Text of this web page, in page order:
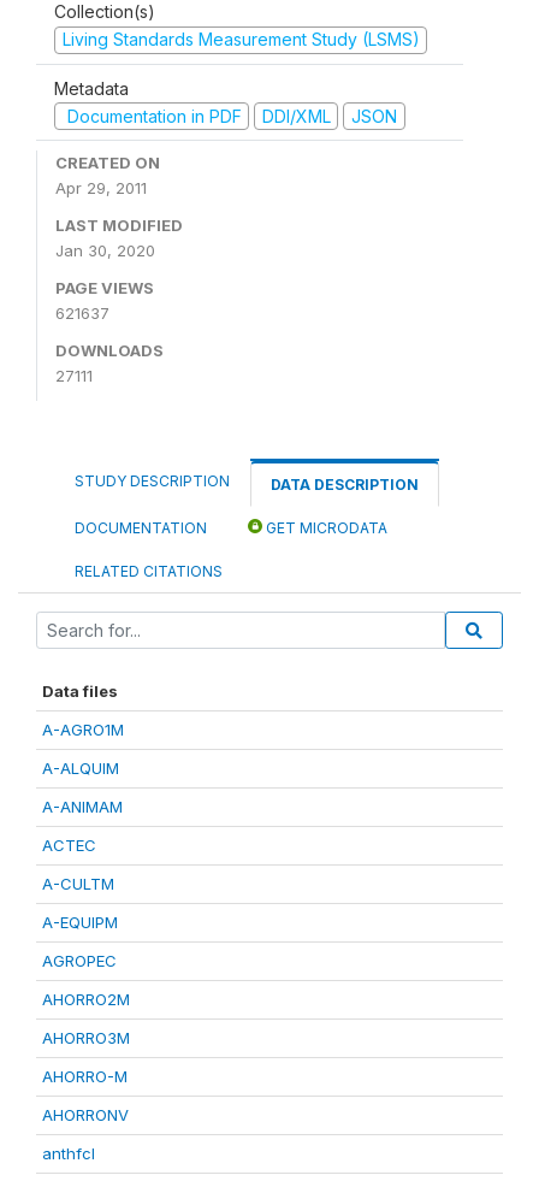
Collection(s)
Living Standards Measurement Study (LSMS)
Metadata
Documentation in PDF
DDI/XML JSON
CREATED ON
Apr 29, 2011
LAST MODIFIED
Jan 30, 2020
PAGE VIEWS
621637
DOWNLOADS
27111
STUDY DESCRIPTION DATA DESCRIPTION
DOCUMENTATION GET MICRODATA
RELATED CITATIONS
Data files
A-AGRO1M
A-ALQUIM
A-ANIMAM
ACTEC
A-CULTM
A-EQUIPM
AGROPEC
AHORRO2M
AHORRO3M
AHORRO-M
AHORRONV
anthfcl